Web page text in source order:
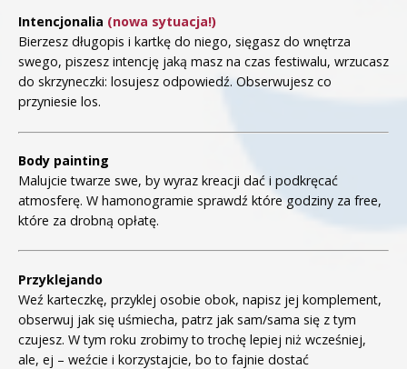
Intencjonalia (nowa sytuacja!)
Bierzesz długopis i kartkę do niego, sięgasz do wnętrza
swego, piszesz intencję jaką masz na czas festiwalu, wrzucasz
do skrzyneczki: losujesz odpowiedź. Obserwujesz co
przyniesie los.
Body painting
Malujcie twarze swe, by wyraz kreacji dać i podkręcać
atmosferę. W hamonogramie sprawdź które godziny za free,
które za drobną opłatę.
Przyklejando
Weź karteczkę, przyklej osobie obok, napisz jej komplement,
obserwuj jak się uśmiecha, patrz jak sam/sama się z tym
czujesz. W tym roku zrobimy to trochę lepiej niż wcześniej,
ale, ej – weźcie i korzystajcie, bo to fajnie dostać